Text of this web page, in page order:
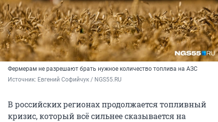
Фермерам не разрешают брать нужное количество топлива на АЗС
Источник: Евгений Софийчук / NGS55.RU
В российских регионах продолжается топливный
кризис, который всё сильнее сказывается на